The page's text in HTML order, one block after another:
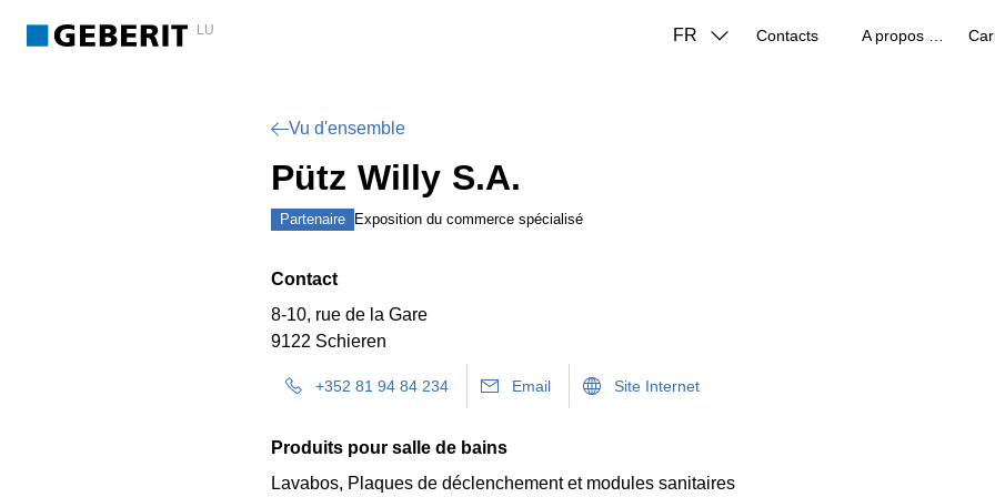
LU FR Contacts
Vu d'ensemble
Pütz Willy S.A.
Partenaire Exposition du commerce spécialisé
Contact
8-10, rue de la Gare
9122 Schieren
+352 81 94 84 234 Email Site Internet
Produits pour salle de bains
Lavabos, Plaques de déclenchement et modules sanitaires